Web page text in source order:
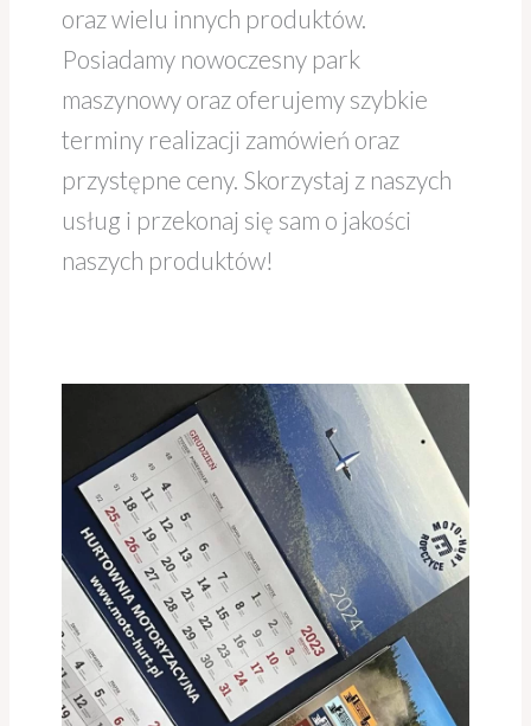
oraz wielu innych produktów.
Posiadamy nowoczesny park
maszynowy oraz oferujemy szybkie
terminy realizacji zamówień oraz
przystępne ceny. Skorzystaj z naszych
usług i przekonaj się sam o jakości
naszych produktów!